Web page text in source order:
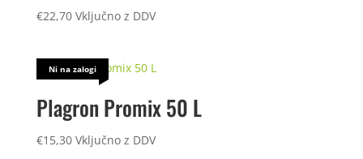
€22,70 Vključno z DDV
Ni na zalogi
Plagron Promix 50 L
€15,30 Vključno z DDV